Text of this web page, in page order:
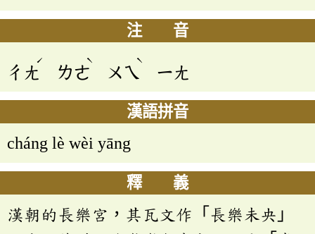
注 音
ㄔㄤ
ˊ
ㄌㄜ
ˋ
ㄨㄟ
ˋ
ㄧㄤ
漢語拼音
cháng lè wèi yāng
釋 義
漢朝的長樂宮，其瓦文作「長樂未央」